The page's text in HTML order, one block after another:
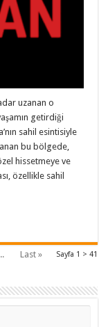
uzanan o
getirdiği
sahil esintisiyle
bu bölgede,
hissetmeye ve
özellikle sahil
Sayfa 1 > 41
Last »